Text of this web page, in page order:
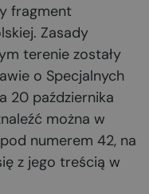
fragment
Zasady
terenie zostały
o Specjalnych
20 października
można w
numerem 42, na
z jego treścią w